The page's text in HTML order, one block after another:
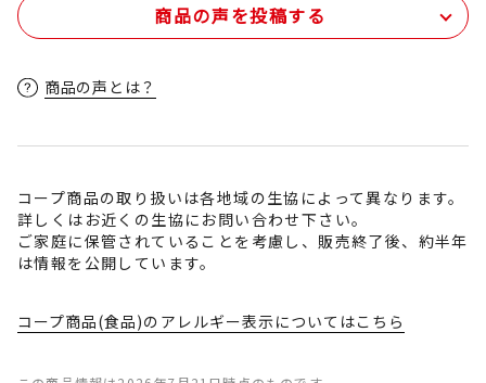
商品の声を投稿する
商品の声とは？
コープ商品の取り扱いは各地域の生協によって異なります。
詳しくはお近くの生協にお問い合わせ下さい。
ご家庭に保管されていることを考慮し、販売終了後、約半年
は情報を公開しています。
コープ商品(食品)のアレルギー表示についてはこちら